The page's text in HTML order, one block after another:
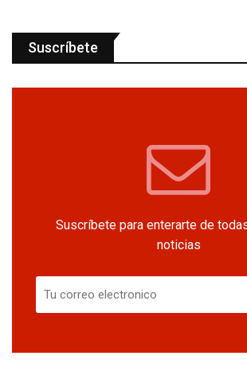
Suscríbete
Suscríbete para enterarte de
noticias